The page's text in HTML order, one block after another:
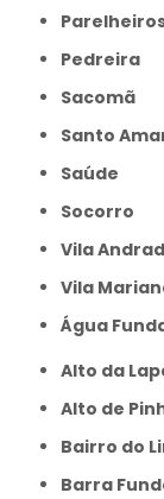
Pedreira
Sacomã
Santo
Saúde
Socorro
Vila
Vila
Água
Alto da
Alto de
Bairro do
Barra